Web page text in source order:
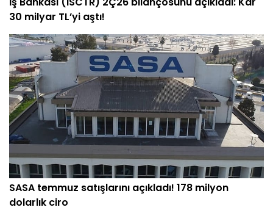
30 milyar TL’yi aştı!
SASA temmuz satışlarını açıkladı! 178 milyon
dolarlık ciro